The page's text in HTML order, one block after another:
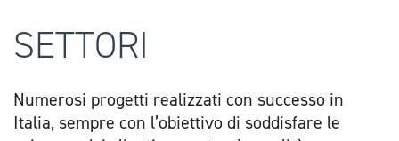
SETTORI
Numerosi progetti realizzati con successo in
Italia, sempre con l’obiettivo di soddisfare le